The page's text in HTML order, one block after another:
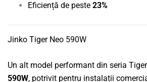
Eficiență de peste 23%
Jinko Tiger Neo 590W
Un alt model performant din seria
590W, potrivit pentru instalații